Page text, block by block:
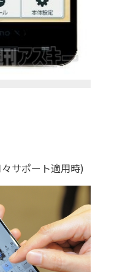
サポート適用時)